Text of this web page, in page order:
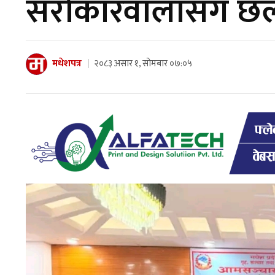
सरोकारवालासँग
मधेशपत्र २०८३ असार १, सोमबार ०७:०५